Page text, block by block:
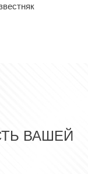
ВАШЕЙ